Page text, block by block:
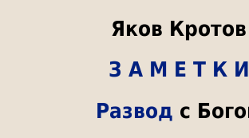
Яков Кротов
З А М Е Т К И
Развод с